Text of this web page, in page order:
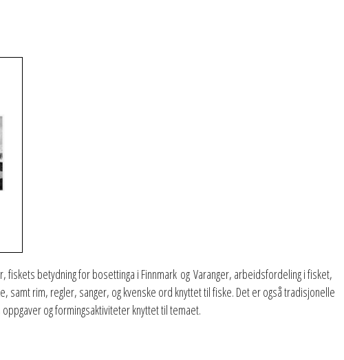
fiskets betydning for bosettinga i Finnmark og Varanger, arbeidsfordeling i fisket,
samt rim, regler, sanger, og kvenske ord knyttet til fiske. Det er også tradisjonelle
og formingsaktiviteter knyttet til temaet.